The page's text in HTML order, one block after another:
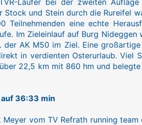
Läufer bei der zweiten Auflage
Stock und Stein durch die Rureifel
eine echte
Im Zieleinlauf auf Burg Nideggen
der AK M50 im Ziel. Eine
in verdienten Osterurlaub. Viel
22,5 km mit 860 hm und
36:33 min
vom TV Refrath running team